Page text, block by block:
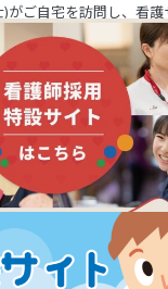
がご自宅を訪問し、看
ション)を提供いたしま
リハビリをご希望の方
療法士、言語聴覚士が自
ニングや日常生活の自
ハビリを行います。